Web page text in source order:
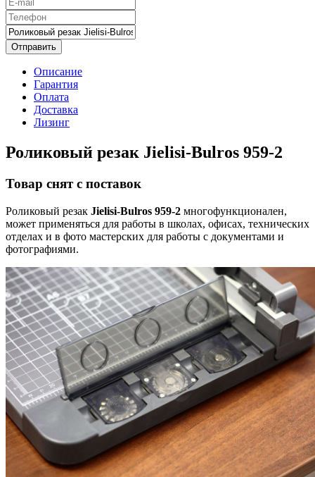
Отправить
Описание
Гарантия
Оплата
Доставка
Лизинг
Роликовый резак Jielisi-Bulros 959-2
Товар снят с поставок
Роликовый резак Jielisi-Bulros 959-2 многофункционален,
может применяться для работы в школах, офисах, технических
отделах и в фото мастерских для работы с документами и
фотографиями.